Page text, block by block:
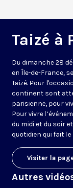
Taizé à
Du dimanche 28
en Île-de-France,
Taizé. Pour
continent sont
parisienne, pour
Pour vivre
du midi et du soir
quotidien qui fait
Visiter la
Autres